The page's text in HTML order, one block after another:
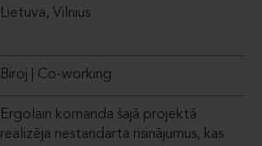
Lietuva, Vilnius
Biroj | Co-working
Ergolain komanda šajā projektā
realizēja nestandarta risinājumus, kas